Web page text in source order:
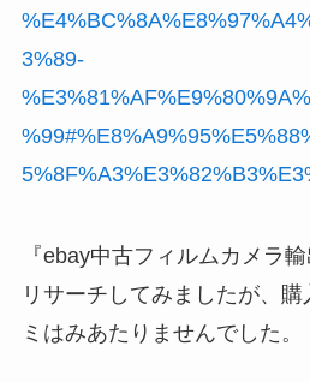
3%89-
『ebay中古フィルムカメラ
リサーチしてみましたが、
ミはみあたりませんでした。